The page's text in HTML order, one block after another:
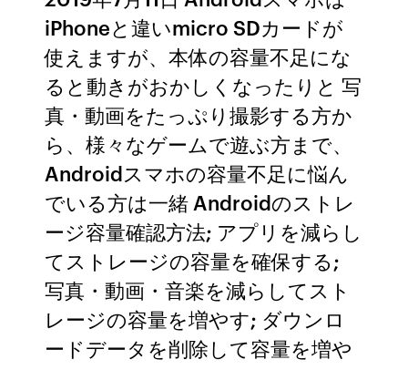
iPhoneと違いmicro SDカードが
使えますが、本体の容量不足にな
ると動きがおかしくなったりと 写
真・動画をたっぷり撮影する方か
ら、様々なゲームで遊ぶ方まで、
Androidスマホの容量不足に悩ん
でいる方は一緒 Androidのストレ
ージ容量確認方法; アプリを減らし
てストレージの容量を確保する;
写真・動画・音楽を減らしてスト
レージの容量を増やす; ダウンロ
ードデータを削除して容量を増や